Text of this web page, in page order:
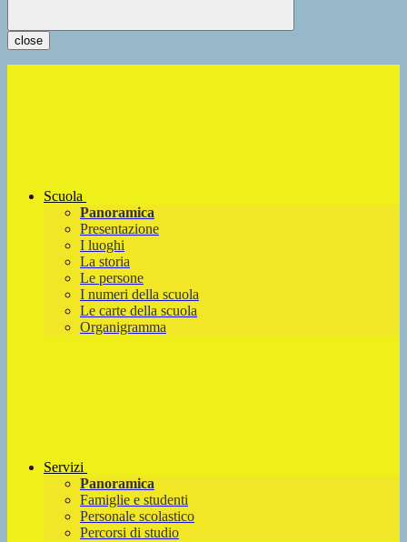
close
Scuola
Panoramica
Presentazione
I luoghi
La storia
Le persone
I numeri della scuola
Le carte della scuola
Organigramma
Servizi
Panoramica
Famiglie e studenti
Personale scolastico
Percorsi di studio